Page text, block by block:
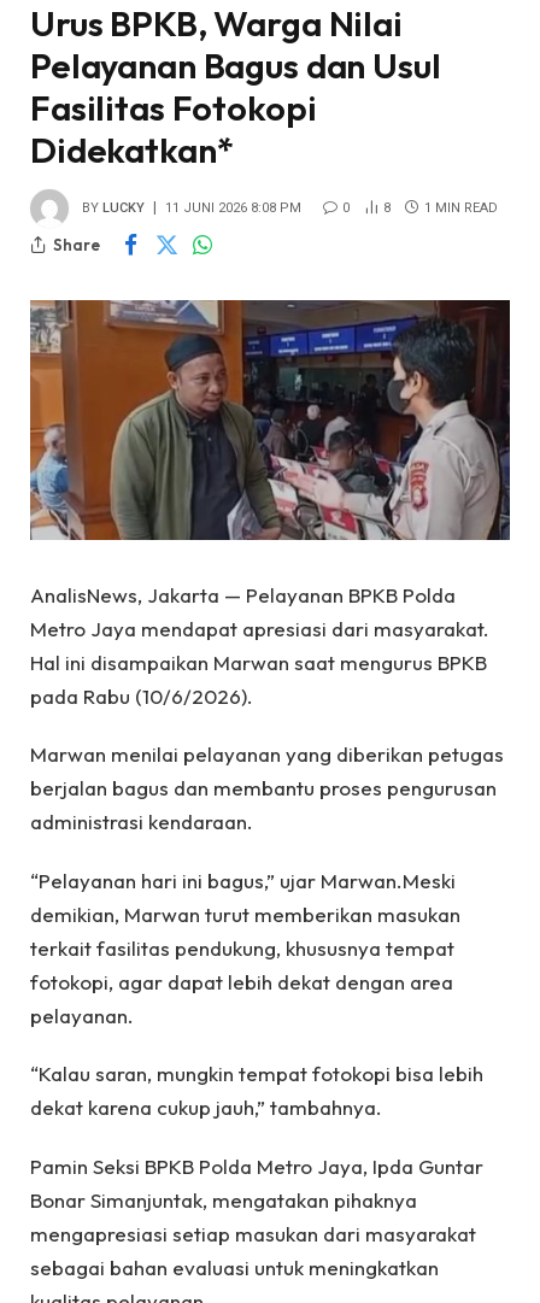
Urus BPKB, Warga Nilai
Pelayanan Bagus dan Usul
Fasilitas Fotokopi
Didekatkan*
BY LUCKY 11 JUNI 2026 8:08 PM 0 8 1 MIN READ
Share
AnalisNews, Jakarta — Pelayanan BPKB Polda
Metro Jaya mendapat apresiasi dari masyarakat.
Hal ini disampaikan Marwan saat mengurus BPKB
pada Rabu (10/6/2026).
Marwan menilai pelayanan yang diberikan petugas
berjalan bagus dan membantu proses pengurusan
administrasi kendaraan.
“Pelayanan hari ini bagus,” ujar Marwan.Meski
demikian, Marwan turut memberikan masukan
terkait fasilitas pendukung, khususnya tempat
fotokopi, agar dapat lebih dekat dengan area
pelayanan.
“Kalau saran, mungkin tempat fotokopi bisa lebih
dekat karena cukup jauh,” tambahnya.
Pamin Seksi BPKB Polda Metro Jaya, Ipda Guntar
Bonar Simanjuntak, mengatakan pihaknya
mengapresiasi setiap masukan dari masyarakat
sebagai bahan evaluasi untuk meningkatkan